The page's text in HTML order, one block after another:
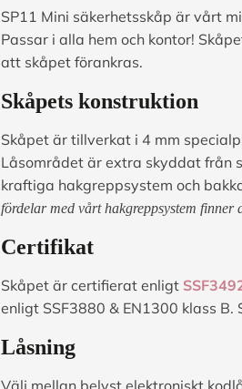
SP11 Mini säkerhetsskåp är vårt
Passar i alla hem och kontor!
att skåpet förankras.
Skåpets konstruktion
Skåpet är tillverkat i 4 mm
Låsområdet är extra skyddat från
kraftiga hakgreppsystem och
fördelar med vårt hakgreppsystem finner
Certifikat
Skåpet är certifierat enligt
enligt SSF3880 & EN1300 klass
Låsning